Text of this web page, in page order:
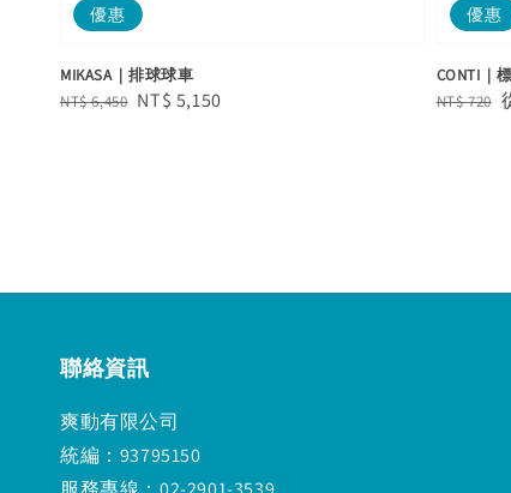
優惠
MIKASA｜排球球車
Regular
NT$ 6,450 Sale
NT$ 5,150
優惠
CONTI｜
Regular
NT$ 720
聯絡資訊
爽動有限公司
統編：93795150